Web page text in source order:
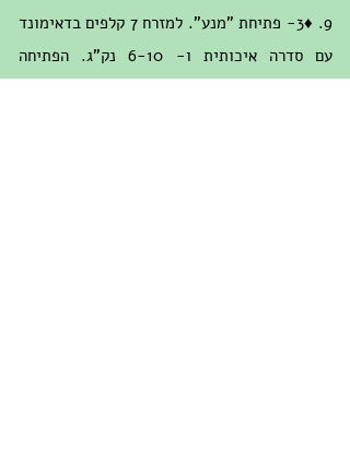
9. ♦3- פתיחת "מנע". למזרח 7 קלפים בדאימונד
עם סדרה איכותית ו- 6-10 נק"ג. הפתיחה